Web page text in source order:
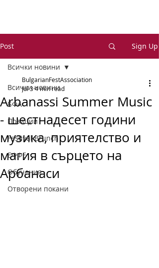
Post Sign Up
Всички новини
БФА
Позиции
Festival Brunch
ЕФФЕ
Обучения
Отворени покани
Всички новини
Arbanassi Summer Music
- шестнадесет години
музика, приятелство и
магия в сърцето на
Арбанаси
BulgarianFestAssociation
Jul 34 min read